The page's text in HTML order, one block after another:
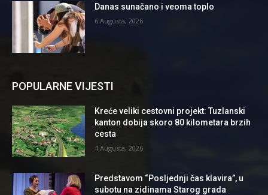
Danas sunačano i veoma toplo
6 Augusta, 2026
POPULARNE VIJESTI
Kreće veliki cestovni projekt: Tuzlanski
kanton dobija skoro 80 kilometara brzih
cesta
4 Augusta, 2026
Predstavom “Posljednji čas klavira”, u
subotu na zidinama Starog grada